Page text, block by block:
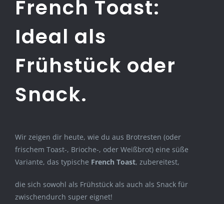
French Toast:
Ideal als
Frühstück oder
Snack.
Wir zeigen dir heute, wie du aus Brotresten (oder
frischem Toast-, Brioche-, oder Weißbrot) eine süße
Variante, das typische French Toast, zubereitest,
die sich sowohl als Frühstück als auch als Snack für
zwischendurch super eignet!